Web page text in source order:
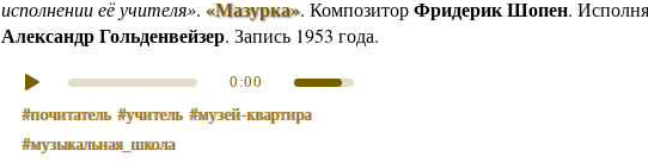
исполнении её учителя». «Мазурка». КомпозиторФридерик Шопен.
Александр Гольденвейзер. Запись 1953 года.
0:00
#почитатель #учитель #музей‑квартира
#музыкальная_школа